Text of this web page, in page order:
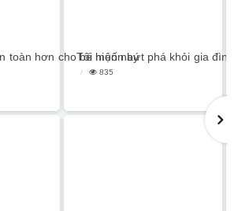
toàn hơn cho bé hiện nayTôi muốn bứt phá khỏi gia
835